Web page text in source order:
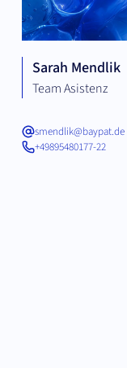
Sarah Mendlik
Team Asistenz
smendlik@baypat.de
+49895480177-22